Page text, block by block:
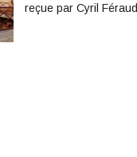
reçue par Cyril Féraud